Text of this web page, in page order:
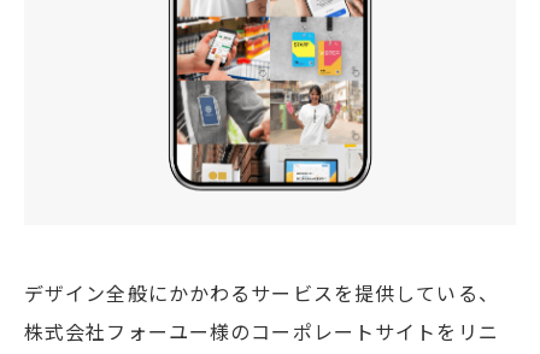
デザイン全般にかかわるサービスを提供している、
株式会社フォーユー様のコーポレートサイトをリニ